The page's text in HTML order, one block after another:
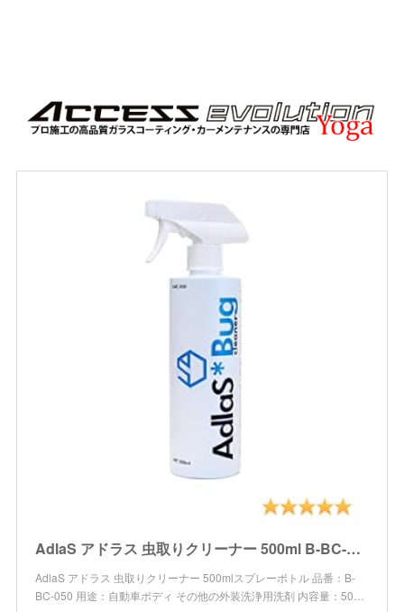
AdlaS アドラス 虫取りクリーナー 500ml B-BC-050 ボディ・ガラスに付いた虫・鳥糞、傷をつけずに分解除去
AdlaS アドラス 虫取りクリーナー 500mlスプレーボトル 品番：B-
BC-050 用途：自動車ボディ その他の外装洗浄用洗剤 内容量：50…